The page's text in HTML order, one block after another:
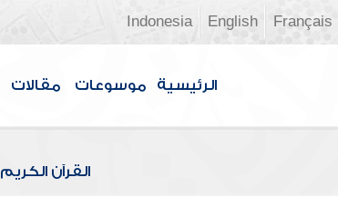
Français
English
Indonesia
الرئيسية موسوعات مقالات
القرآن الكريم